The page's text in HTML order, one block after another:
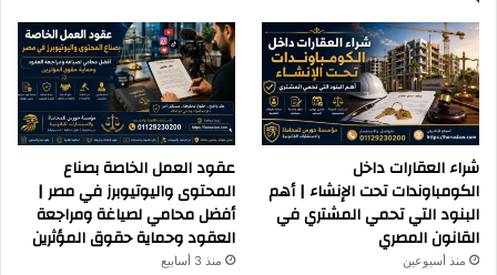
شراء العقارات داخل
الكومباوندات تحت الإنشاء | أهم
البنود التي تحمي المشتري في
القانون المصري
منذ أسبوعين
عقود العمل الخاصة بصناع
المحتوى واليوتيوبرز في مصر |
أفضل محامي لصياغة ومراجعة
العقود وحماية حقوق المؤثرين
منذ 3 أسابيع